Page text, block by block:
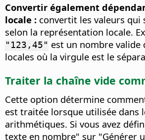
Convertir également
locale : convertit les valeurs qui
selon la représentation locale.
"123,45" est un nombre valide
locales où la virgule est le
Traiter la chaîne vide
Cette option détermine
est traitée lorsque utilisée dans
arithmétiques. Si vous avez
texte en nombre" sur "Générer